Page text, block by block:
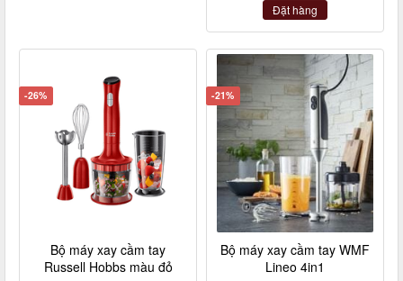
Đặt hàng
-26%
Bộ máy xay cầm tay
Russell Hobbs màu đỏ
-21%
Bộ máy xay cầm tay WMF
Lineo 4in1